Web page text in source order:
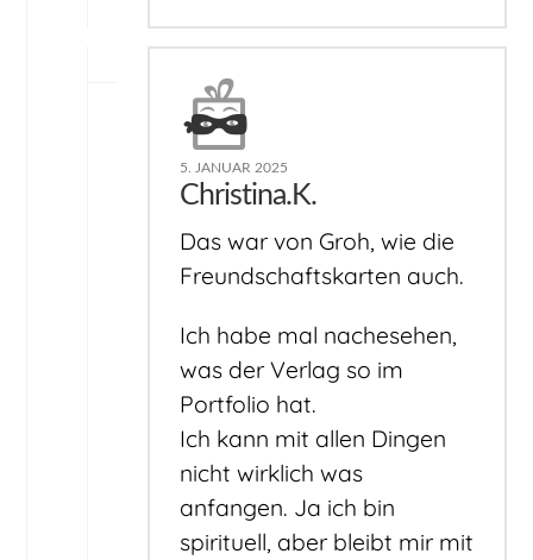
5. JANUAR 2025
Christina.K.
Das war von Groh, wie die
Freundschaftskarten auch.
Ich habe mal nachesehen,
was der Verlag so im
Portfolio hat.
Ich kann mit allen Dingen
nicht wirklich was
anfangen. Ja ich bin
spirituell, aber bleibt mir mit